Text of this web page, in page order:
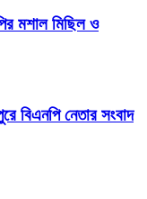
মশাল মিছিল ও
বিএনপি নেতার সংবাদ